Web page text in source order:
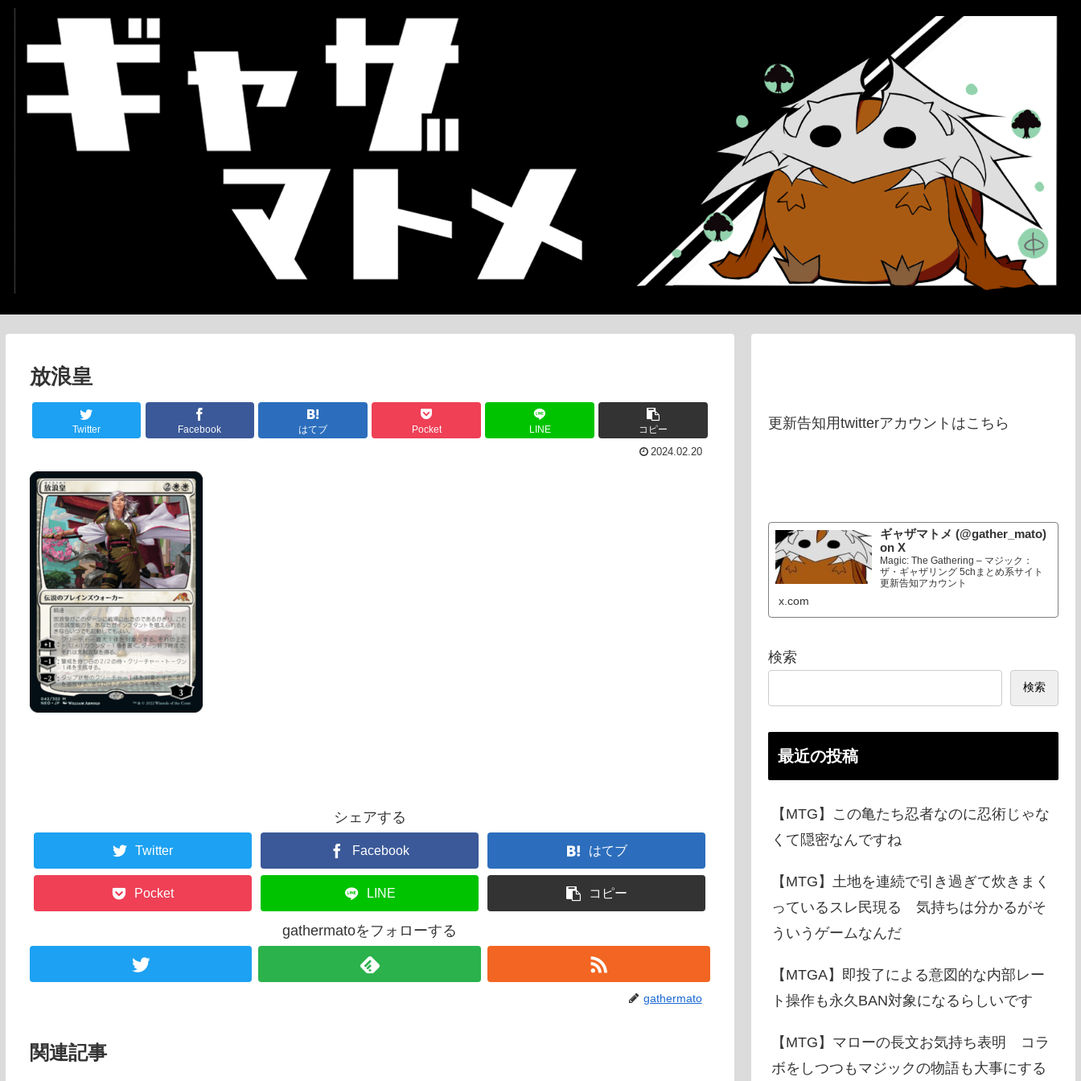
放浪皇
Twitter Facebook はてブ Pocket LINE コピー
2024.02.20
シェアする
Twitter Facebook はてブ
Pocket LINE コピー
gathermatoをフォローする
gathermato
関連記事
更新告知用twitterアカウントはこちら
ギャザマトメ (@gather_mato)
on X
Magic: The Gathering – マジック：
ザ・ギャザリング 5chまとめ系サイト
更新告知アカウント
x.com
検索
検索
最近の投稿
【MTG】この亀たち忍者なのに忍術じゃな
くて隠密なんですね
【MTG】土地を連続で引き過ぎて炊きまく
っているスレ民現る 気持ちは分かるがそ
ういうゲームなんだ
【MTGA】即投了による意図的な内部レー
ト操作も永久BAN対象になるらしいです
【MTG】マローの長文お気持ち表明 コラ
ボをしつつもマジックの物語も大事にする